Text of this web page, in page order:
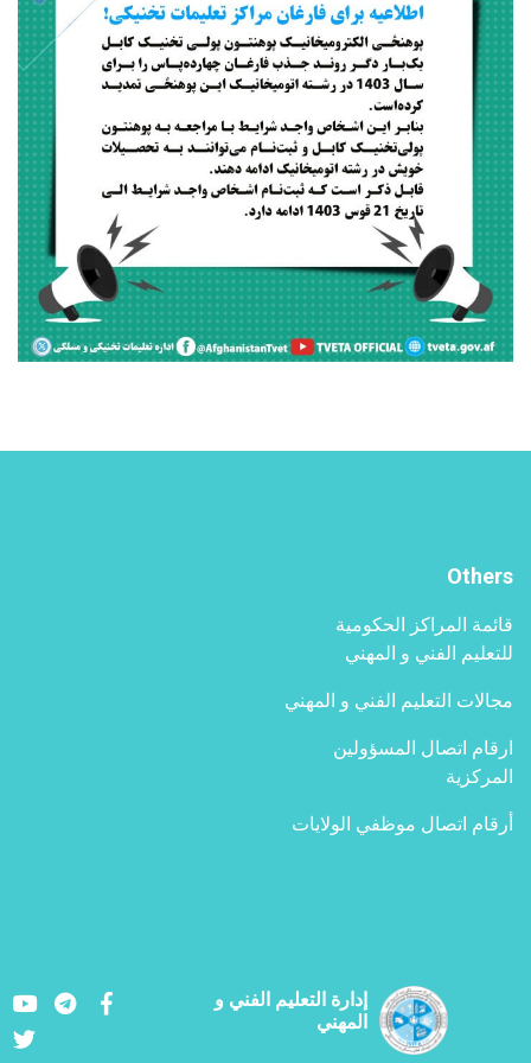
Others
قائمة المراكز الحكومية
للتعليم الفني و المهني
مجالات التعليم الفني و المهني
ارقام اتصال المسؤولين
المركزية
أرقام اتصال موظفي الولايات
إدارة التعليم الفني و
المهني
YoutubeLinkedInFacebook